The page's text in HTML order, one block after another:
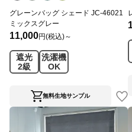
グレーンバッグ シェード JC-46021
ミックスグレー
11,000円(税込)～
遮光
2級
洗濯機
OK
無料生地サンプル